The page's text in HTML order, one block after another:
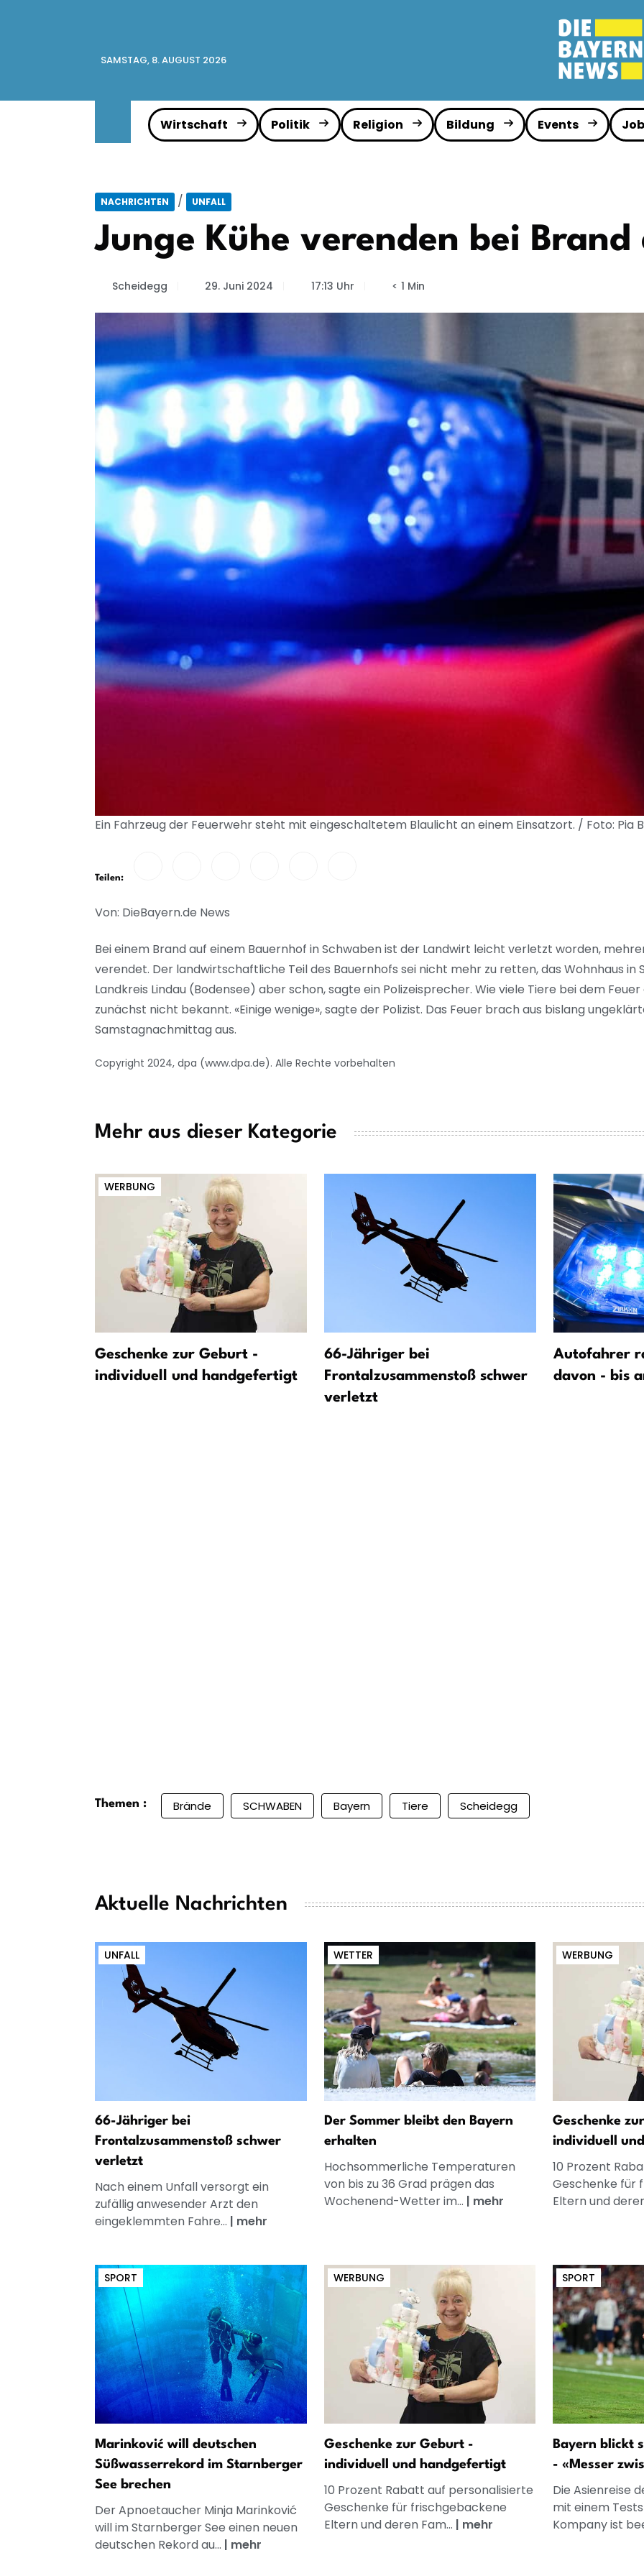
SAMSTAG, 8. AUGUST 2026
Wirtschaft Politik Religion Bildung Events
NACHRICHTEN / UNFALL
Junge Kühe verenden bei
Scheidegg 29. Juni 2024 17:13 Uhr < 1 Min
Ein Fahrzeug der Feuerwehr steht mit eingeschaltetem Blaulicht an einem Einsatzort. / Foto:
Teilen:
Von: DieBayern.de News
Bei einem Brand auf einem Bauernhof in Schwaben ist der Landwirt leicht verletzt worden,
verendet. Der landwirtschaftliche Teil des Bauernhofs sei nicht mehr zu retten, das Wohnhaus in
Landkreis Lindau (Bodensee) aber schon, sagte ein Polizeisprecher. Wie viele Tiere bei dem
zunächst nicht bekannt. «Einige wenige», sagte der Polizist. Das Feuer brach aus bislang
Samstagnachmittag aus.
Copyright 2024, dpa (www.dpa.de). Alle Rechte vorbehalten
Mehr aus dieser Kategorie
WERBUNG
Geschenke zur Geburt -
individuell und handgefertigt
66-Jähriger bei
Frontalzusammenstoß schwer
verletzt
Autofahrer
davon - bis
Themen : Brände SCHWABEN Bayern Tiere Scheidegg
Aktuelle Nachrichten
UNFALL
66-Jähriger bei
Frontalzusammenstoß schwer
verletzt
Nach einem Unfall versorgt ein
zufällig anwesender Arzt den
eingeklemmten Fahre... | mehr
WETTER
Der Sommer bleibt den Bayern
erhalten
Hochsommerliche Temperaturen
von bis zu 36 Grad prägen das
Wochenend-Wetter im... | mehr
WERBUNG
Geschenke
individuell
10 Prozent
Geschenke für
Eltern und
SPORT
Marinković will deutschen
Süßwasserrekord im Starnberger
See brechen
Der Apnoetaucher Minja Marinković
will im Starnberger See einen neuen
deutschen Rekord au... | mehr
WERBUNG
Geschenke zur Geburt -
individuell und handgefertigt
10 Prozent Rabatt auf personalisierte
Geschenke für frischgebackene
Eltern und deren Fam... | mehr
SPORT
Bayern blickt
- «Messer
Die Asienreise
mit einem
Kompany ist